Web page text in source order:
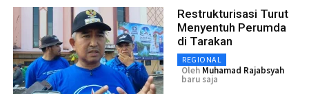
Restrukturisasi Turut
Menyentuh Perumda
di Tarakan
REGIONAL
Oleh Muhamad Rajabsyah
baru saja